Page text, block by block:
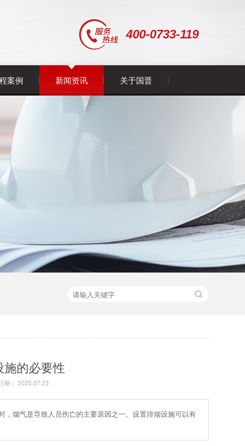
400-0733-119
案例 新闻资讯 关于国晋
施的必要性
期： 2025.07.23
气是导致人员伤亡的主要原因之一。设置排烟设施可以有